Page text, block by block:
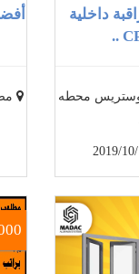
داخلية
سيزوستريس محطه
5000